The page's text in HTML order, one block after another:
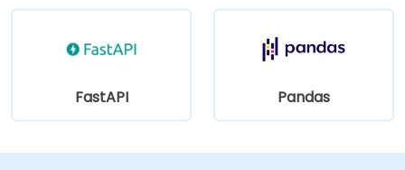
FastAPI Pandas